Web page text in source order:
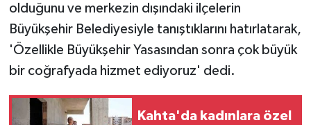
olduğunu ve merkezin dışındaki ilçelerin
Büyükşehir Belediyesiyle tanıştıklarını hatırlatarak,
'Özellikle Büyükşehir Yasasından sonra çok büyük
bir coğrafyada hizmet ediyoruz' dedi.
Kahta'da kadınlara özel